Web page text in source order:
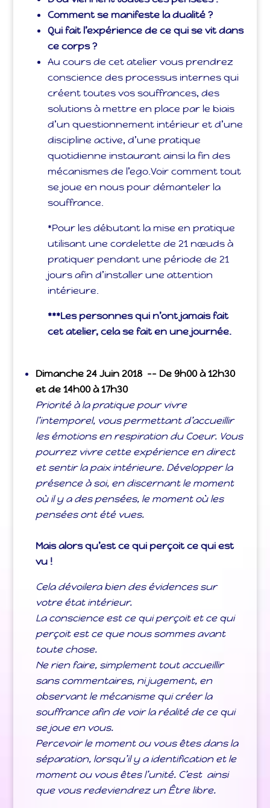
Comment se manifeste la dualité ?
Qui fait l’expérience de ce qui se vit dans
ce corps ?
Au cours de cet atelier vous prendrez
conscience des processus internes qui
créent toutes vos souffrances, des
solutions à mettre en place par le biais
d’un questionnement intérieur et d’une
discipline active, d’une pratique
quotidienne instaurant ainsi la fin des
mécanismes de l’ego.Voir comment tout
se joue en nous pour démanteler la
souffrance.
*Pour les débutant la mise en pratique
utilisant une cordelette de 21 nœuds à
pratiquer pendant une période de 21
jours afin d’installer une attention
intérieure.
***Les personnes qui n’ont jamais fait
cet atelier, cela se fait en une journée.
Dimanche 24 Juin 2018 –– De 9h00 à 12h30
et de 14h00 à 17h30
Priorité à la pratique pour vivre
l’intemporel, vous permettant d’accueillir
les émotions en respiration du Coeur. Vous
pourrez vivre cette expérience en direct
et sentir la paix intérieure. Développer la
présence à soi, en discernant le moment
où il y a des pensées, le moment où les
pensées ont été vues.
Mais alors qu’est ce qui perçoit ce qui est
vu !
Cela dévoilera bien des évidences sur
votre état intérieur.
La conscience est ce qui perçoit et ce qui
perçoit est ce que nous sommes avant
toute chose.
Ne rien faire, simplement tout accueillir
sans commentaires, ni jugement, en
observant le mécanisme qui créer la
souffrance afin de voir la réalité de ce qui
se joue en vous.
Percevoir le moment ou vous êtes dans la
séparation, lorsqu’il y a identification et le
moment ou vous êtes l’unité. C’est ainsi
que vous redeviendrez un Être libre.